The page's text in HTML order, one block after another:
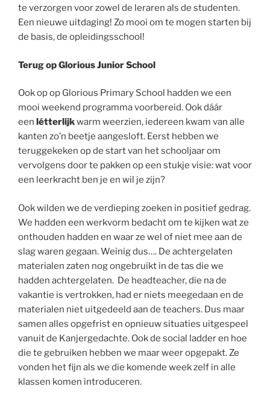
te verzorgen voor zowel de leraren als de studenten.
Een nieuwe uitdaging! Zo mooi om te mogen starten bij
de basis, de opleidingsschool!
Terug op Glorious Junior School
Ook op op Glorious Primary School hadden we een
mooi weekend programma voorbereid. Ook dáár
een létterlijkwarm weerzien, iedereen kwam van alle
kanten zo’n beetje aangesloft. Eerst hebben we
teruggekeken op de start van het schooljaar om
vervolgens door te pakken op een stukje visie: wat voor
een leerkracht ben je en wil je zijn?
Ook wilden we de verdieping zoeken in positief gedrag.
We hadden een werkvorm bedacht om te kijken wat ze
onthouden hadden en waar ze wel of niet mee aan de
slag waren gegaan. Weinig dus…. De achtergelaten
materialen zaten nog ongebruikt in de tas die we
hadden achtergelaten. De headteacher, die na de
vakantie is vertrokken, had er niets meegedaan en de
materialen niet uitgedeeld aan de teachers. Dus maar
samen alles opgefrist en opnieuw situaties uitgespeel
vanuit de Kanjergedachte. Ook de social ladder en hoe
die te gebruiken hebben we maar weer opgepakt. Ze
vonden het fijn als we die komende week zelf in alle
klassen komen introduceren.